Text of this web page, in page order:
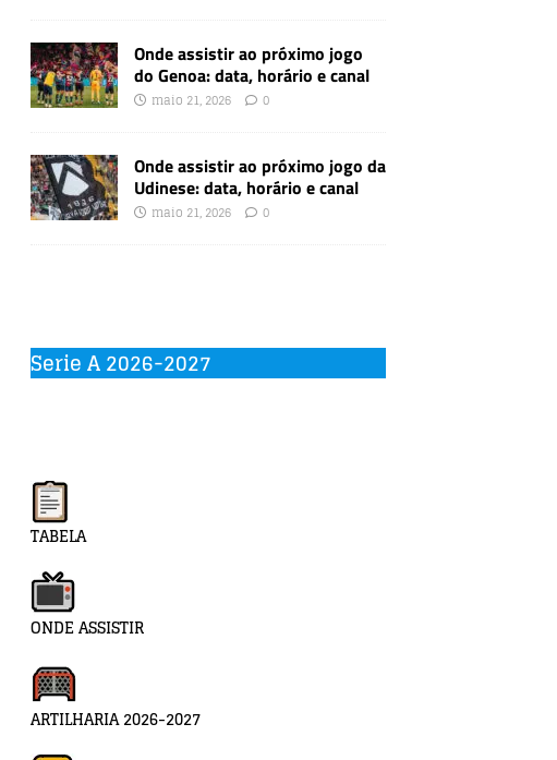
Onde assistir ao próximo jogo
do Genoa: data, horário e canal
maio 21, 2026 0
Onde assistir ao próximo jogo da
Udinese: data, horário e canal
maio 21, 2026 0
Serie A 2026-2027
TABELA
ONDE ASSISTIR
ARTILHARIA 2026-2027